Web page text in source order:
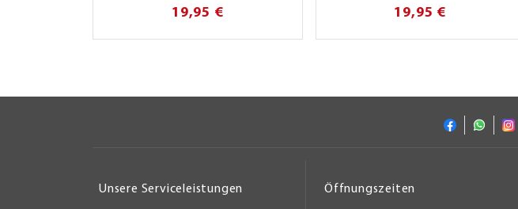
19,95 € 19,95 €
Unsere Serviceleistungen Öffnungszeiten